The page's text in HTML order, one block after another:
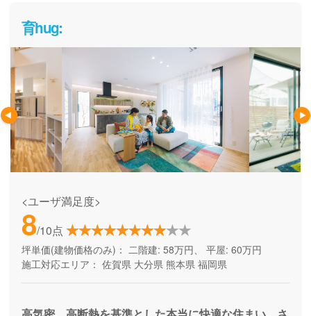
育hug:
<ユーザ満足度>
8/10点
坪単価(建物価格のみ)： 二階建: 58万円、 平屋: 60万円
施工対応エリア： 佐賀県 大分県 熊本県 福岡県